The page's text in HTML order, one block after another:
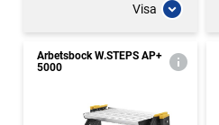
Visa
Arbetsbock W.STEPS AP+
5000